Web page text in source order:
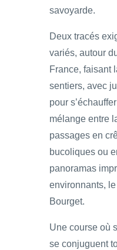
savoyarde.
Deux tracés
variés, autour
France, faisant
sentiers, avec
pour
mélange entre
passages en
bucoliques ou
panoramas
environnants,
Bourget.
Une course où
se conjuguent